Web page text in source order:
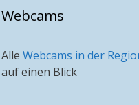
Webcams
Alle Webcams in der
auf einen Blick